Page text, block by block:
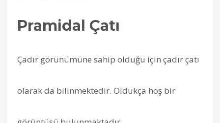
Pramidal Çatı
Çadır görünümüne sahip olduğu için çadır çatı
olarak da bilinmektedir. Oldukça hoş bir